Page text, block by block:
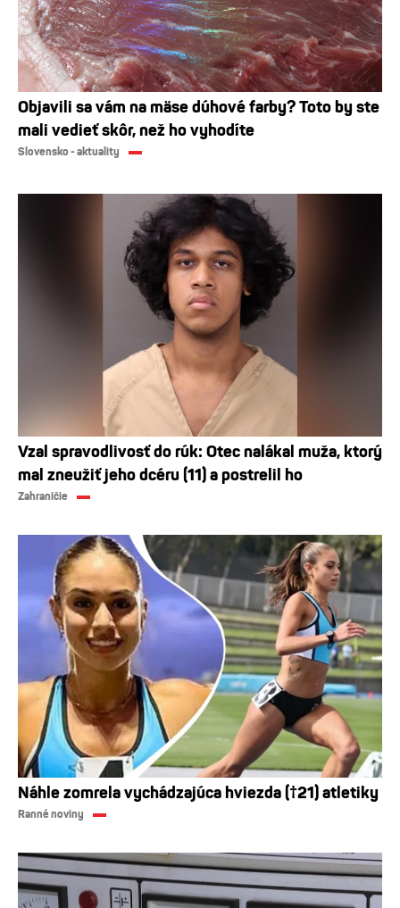
Objavili sa vám na mäse dúhové farby? Toto by ste
mali vedieť skôr, než ho vyhodíte
Slovensko - aktuality
Vzal spravodlivosť do rúk: Otec nalákal muža, ktorý
mal zneužiť jeho dcéru (11) a postrelil ho
Zahraničie
Náhle zomrela vychádzajúca hviezda (†21) atletiky
Ranné noviny